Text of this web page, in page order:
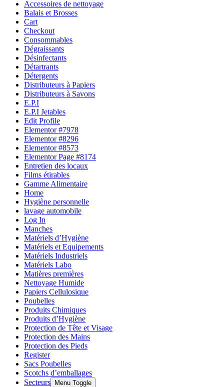
Accessoires de nettoyage
Balais et Brosses
Cart
Checkout
Consommables
Dégraissants
Désinfectants
Détartrants
Détergents
Distributeurs à Papiers
Distributeurs à Savons
E.P.I
E.P.I Jetables
Edit Profile
Elementor #7978
Elementor #8296
Elementor #8573
Elementor Page #8174
Entretien des locaux
Films étirables
Gamme Alimentaire
Home
Hygiène personnelle
lavage automobile
Log In
Manches
Matériels d’Hygiène
Matériels et Equipements
Matériels Industriels
Matériels Labo
Matières premières
Nettoyage Humide
Papiers Cellulosique
Poubelles
Produits Chimiques
Produits d’Hygiène
Protection de Tête et Visage
Protection des Mains
Protection des Pieds
Register
Sacs Poubelles
Scotchs d’emballages
Secteurs Menu Toggle